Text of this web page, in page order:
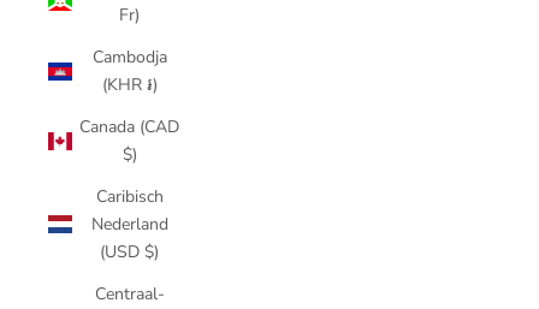
Fr)
Cambodja
(KHR ៛)
Canada (CAD
$)
Caribisch
Nederland
(USD $)
Centraal-